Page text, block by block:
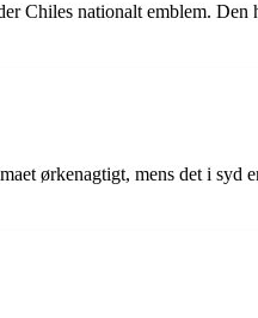
Chiles nationalt emblem.
ørkenagtigt, mens det i syd